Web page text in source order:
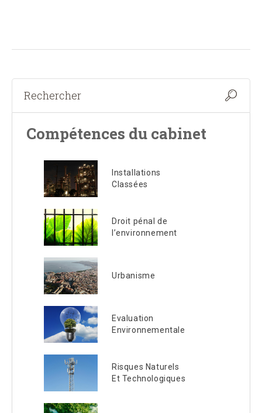
Compétences du cabinet
Installations
Classées
Droit pénal de
l’environnement
Urbanisme
Evaluation
Environnementale
Risques Naturels
Et Technologiques